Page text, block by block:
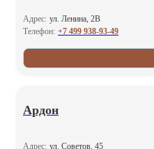
Адрес: ул. Ленина, 2В
Телефон: +7 499 938-93-49
Ардон
Адрес: ул. Советов, 45